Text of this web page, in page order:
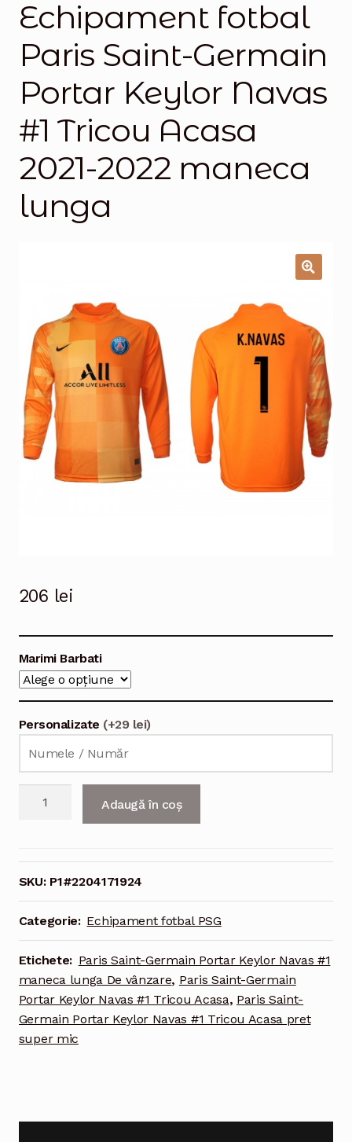
Magazinul
Echipament fotbal
Paris Saint-Germain
Portar Keylor Navas
#1 Tricou Acasa
2021-2022 maneca
lunga
206 lei
Marimi Barbati
Personalizate (+29 lei)
Keylor
Tricou
Acasa
2021-
2022
Adaugă în coș
SKU: P1#2204171924
Categorie: Echipament fotbal PSG
Etichete: Paris Saint-Germain Portar Keylor Navas #1
maneca lunga De vânzare, Paris Saint-Germain
Portar Keylor Navas #1 Tricou Acasa, Paris Saint-
Germain Portar Keylor Navas #1 Tricou Acasa pret
super mic